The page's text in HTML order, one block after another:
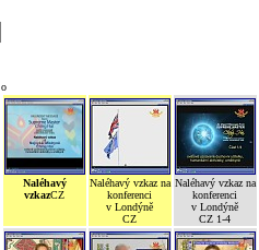
o
Naléhavý
vzkazCZ
Naléhavý vzkaz na
konferenci
v Londýně
CZ
Naléhavý vzkaz na
konferenci
v Londýně
CZ 1-4